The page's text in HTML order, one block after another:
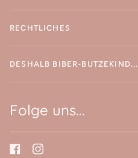
RECHTLICHES
DESHALB BIBER-BUTZEKIND...
Folge uns...